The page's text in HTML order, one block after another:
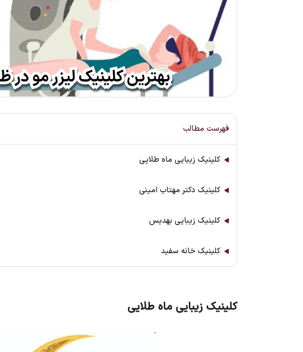
فهرست مطالب
کلینیک زیبایی ماه طلایی
کلینیک دکتر مهتاب امینی
کلینیک زیبایی بهدیس
کلینیک خانه سفید
کلینیک زیبایی ماه طلایی